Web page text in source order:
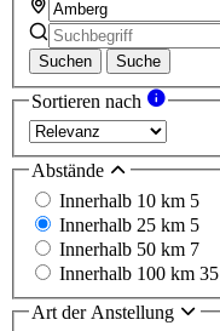
Suchen Suche
Sortieren nach
Abstände
Innerhalb 10 km 5
Innerhalb 25 km 5
Innerhalb 50 km 7
Innerhalb 100 km 35
Art der Anstellung